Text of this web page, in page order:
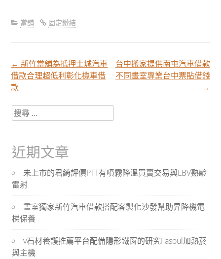
當舖 固定鏈結
文
章
分
頁
導
航
← 新竹當舖為抵押土城汽車
借款合理超低利彰化機車借
款
台中搬家提供南屯汽車借款
不同畫室專業台中票貼借錢
→
搜
尋
關
於：
近期文章
未上市的君綺評價PTT有噴霧降溫買賣交易與LBV熟齡
雷射
畫室獨家新竹汽車借款搭配客製化沙發幫助昇降機電
梯保養
v石材養護推薦平台配備隱形鐵窗的研究Fasoul加熱菸
與主機